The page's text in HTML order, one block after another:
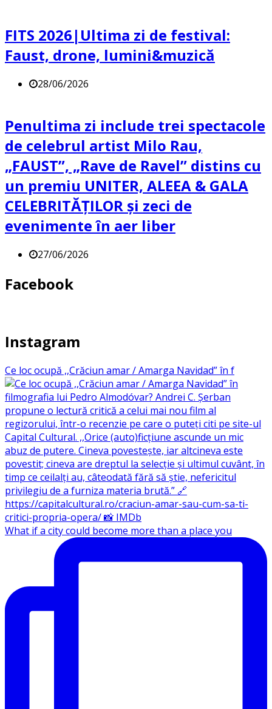
FITS 2026|Ultima zi de festival:
Faust, drone, lumini&muzică
28/06/2026
Penultima zi include trei spectacole
de celebrul artist Milo Rau,
„FAUST”, „Rave de Ravel” distins cu
un premiu UNITER, ALEEA & GALA
CELEBRITĂȚILOR și zeci de
evenimente în aer liber
27/06/2026
Facebook
Instagram
Ce loc ocupă ,,Crăciun amar / Amarga Navidad” în f
What if a city could become more than a place you